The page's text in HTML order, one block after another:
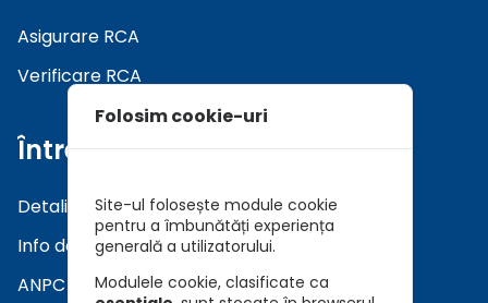
Asigurare RCA
Verificare RCA
Întrebări
Detalii asiguratori
Info daune
ANPC
Folosim cookie-uri
Site-ul folosește module cookie
pentru a îmbunătăți experiența
generală a utilizatorului.
Modulele cookie, clasificate ca